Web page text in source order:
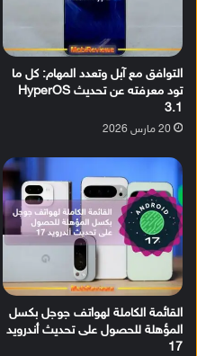
التوافق مع آبل وتعدد المهام: كل ما
تود معرفته عن تحديث HyperOS
3.1
20 مارس 2026
القائمة الكاملة لهواتف جوجل بكسل
المؤهلة للحصول على تحديث أندرويد
17